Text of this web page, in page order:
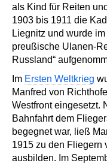
als Kind für Reiten
1903 bis 1911 die
Liegnitz und wurde
preußische Ulanen-
Russland“
Im Ersten Weltkrieg
Manfred von
Westfront eingesetzt.
Bahnfahrt dem
begegnet war, ließ
1915 zu den Fliegern
ausbilden. Im